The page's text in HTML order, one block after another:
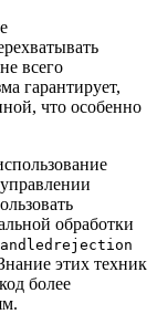
всего
гарантирует,
что особенно
обработки
этих техник
более